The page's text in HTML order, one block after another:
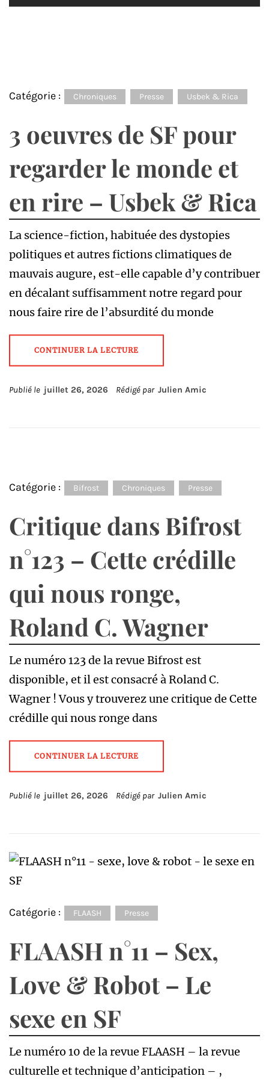
Catégorie : Chroniques Presse Usbek & Rica
3 oeuvres de SF pour
regarder le monde et
en rire – Usbek & Rica
La science-fiction, habituée des dystopies
politiques et autres fictions climatiques de
mauvais augure, est-elle capable d’y contribuer
en décalant suffisamment notre regard pour
nous faire rire de l’absurdité du monde
CONTINUER LA LECTURE
Publié le juillet 26, 2026 Rédigé par Julien Amic
Catégorie : Bifrost Chroniques Presse
Critique dans Bifrost
n°123 – Cette crédille
qui nous ronge,
Roland C. Wagner
Le numéro 123 de la revue Bifrost est
disponible, et il est consacré à Roland C.
Wagner ! Vous y trouverez une critique de Cette
crédille qui nous ronge dans
CONTINUER LA LECTURE
Publié le juillet 26, 2026 Rédigé par Julien Amic
Catégorie : FLAASH Presse
FLAASH n°11 – Sex,
Love & Robot – Le
sexe en SF
Le numéro 10 de la revue FLAASH – la revue
culturelle et technique d’anticipation – ,